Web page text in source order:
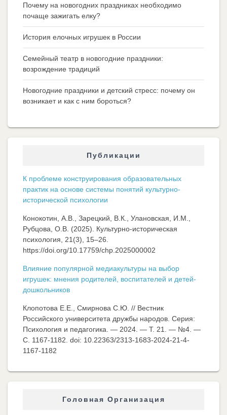
Почему на новогодних праздниках необходимо
почаще зажигать елку?
История елочных игрушек в России
Семейный театр в новогодние праздники:
возрождение традиций
Новогодние праздники и детский стресс: почему он
возникает и как с ним бороться?
Публикации
К проблеме конструирования образовательных
практик на основе системы понятий культурно-
исторической психологии
Конокотин, А.В., Зарецкий, В.К., Улановская, И.М.,
Рубцова, О.В. (2025). Культурно-историческая
психология, 21(3), 15–26.
https://doi.org/10.17759/chp.2025000002
Влияние популярной медиакультуры на выбор
игрушек: мнения родителей, воспитателей и детей-
дошкольников
Клопотова Е.Е., Смирнова С.Ю. // Вестник
Российского университета дружбы народов. Серия:
Психология и педагогика. — 2024. — Т. 21. — №4. —
C. 1167-1182. doi: 10.22363/2313-1683-2024-21-4-
1167-1182
Головная Организация